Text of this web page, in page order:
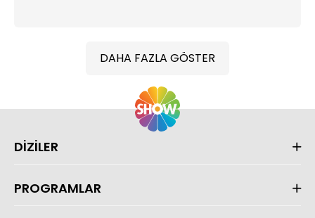
DAHA FAZLA GÖSTER
DİZİLER
PROGRAMLAR